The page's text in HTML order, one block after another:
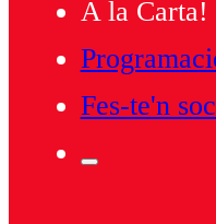
A la Carta!
Fes-te'n